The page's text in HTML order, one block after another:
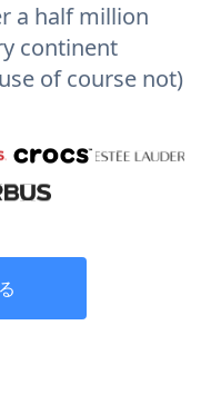
a half million
continent
of course not)